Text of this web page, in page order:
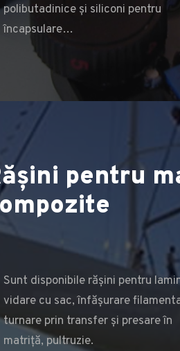
polibutadinice și siliconi pentru
încapsulare…
pentru
Sunt disponibile rășini pentru
vidare cu sac, înfășurare
turnare prin transfer și presare în
matriță, pultruzie.
Rășini